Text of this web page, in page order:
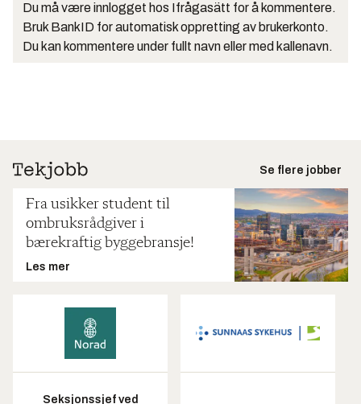
Du må være innlogget hos Ifrågasätt for å kommentere.
Bruk BankID for automatisk oppretting av brukerkonto.
Du kan kommentere under fullt navn eller med kallenavn.
Se flere jobber
Fra usikker student til
ombruksrådgiver i
bærekraftig byggebransje!
Les mer
Seksjonssjef ved